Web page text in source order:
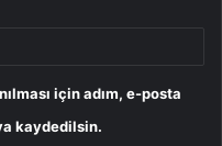
için adım, e-posta
kaydedilsin.